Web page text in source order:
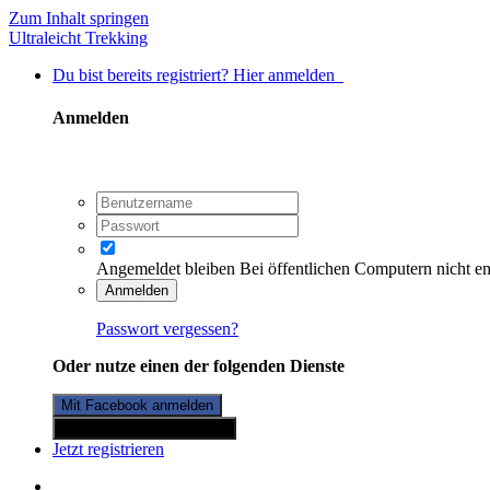
Zum Inhalt springen
Ultraleicht Trekking
Du bist bereits registriert? Hier anmelden
Anmelden
Angemeldet bleiben Bei öffentlichen Computern nicht
Anmelden
Passwort vergessen?
Oder nutze einen der folgenden Dienste
Mit Facebook anmelden
Jetzt registrieren